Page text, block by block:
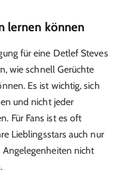
lernen können
für eine Detlef Steves
wie schnell Gerüchte
Es ist wichtig, sich
und nicht jeder
Für Fans ist es oft
Lieblingsstars auch nur
nicht